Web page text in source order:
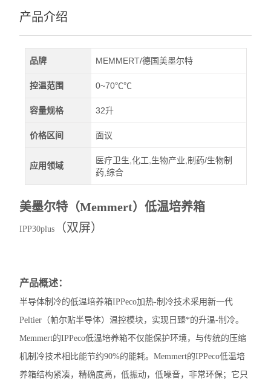
产品介绍
品牌 MEMMERT/德国美墨尔特
控温范围 0~70℃℃
容量规格 32升
价格区间 面议
应用领域
医疗卫生,化工,生物产业,制药/生物制
药,综合
美墨尔特（Memmert）低温培养箱
IPP30plus （双屏）
产品概述：
半导体制冷的低温培养箱IPPeco加热-制冷技术采用新一代
Peltier（帕尔贴半导体）温控模块，实现日臻*的升温-制冷。
Memmert的IPPeco低温培养箱不仅能保护环境，与传统的压缩
机制冷技术相比能节约90%的能耗。Memmert的IPPeco低温培
养箱结构紧凑，精确度高，低振动，低噪音，非常环保；它只